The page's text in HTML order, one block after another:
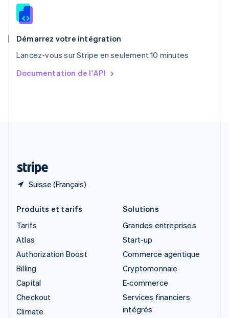
Démarrez votre intégration
Lancez-vous sur Stripe en seulement 10 minutes
Documentation de l'API
Suisse (Français)
Roumanie
Royaume-Uni
English
English简体中文
English
Produits et tarifs
Tarifs
Atlas
Authorization Boost
Billing
Capital
Checkout
Climate
Solutions
Grandes entreprises
Start-up
Commerce agentique
Cryptomonnaie
E-commerce
Services financiers
intégrés